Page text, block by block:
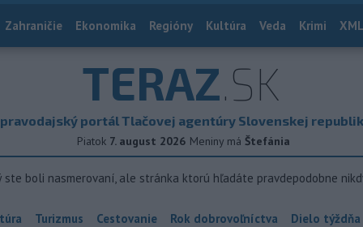
Zahraničie Ekonomika Regióny Kultúra Veda Krimi
TERAZ.SK
portál Tlačovej agentúry Slovenskej
Piatok 7. august 2026 Meniny má Štefánia
ste boli nasmerovaní, ale stránka ktorú hľadáte pravdepodobne
Turizmus Cestovanie Rok dobrovoľníctva Dielo týždňa